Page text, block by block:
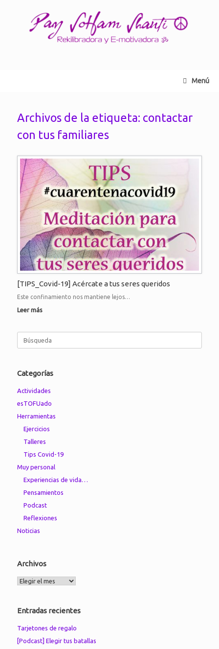
Menú
Archivos de la etiqueta: contactar
con tus familiares
[TIPS_Covid-19] Acércate a tus seres queridos
Este confinamiento nos mantiene lejos…
Leer más
Categorías
Actividades
esTOFUado
Herramientas
Ejercicios
Talleres
Tips Covid-19
Muy personal
Experiencias de vida…
Pensamientos
Podcast
Reflexiones
Noticias
Archivos
Archivos
Entradas recientes
Tarjetones de regalo
[Podcast] Elegir tus batallas